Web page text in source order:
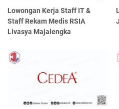
Lowongan Kerja Staff IT &
Staff Rekam Medis RSIA
Livasya Majalengka